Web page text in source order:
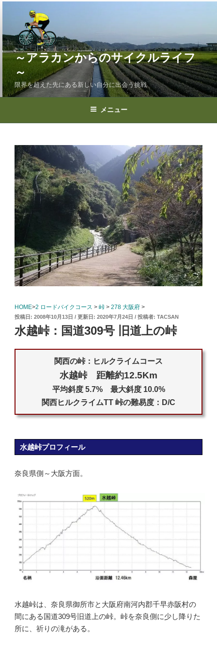
ン
ツ
キ
ッ
～アラカンからのサイクルライフ
～
限界を超えた先にある新しい自分に出会う挑戦
メニュー
HOME>2 ロードバイクコース > 峠 > 278 大阪府 >
投
日:
2008年10月13日 2020年7月24日 投稿者: TACSAN
水越峠：国道309号 旧道上の峠
関西の峠：ヒルクライムコース
水越峠 距離約12.5Km
平均斜度 5.7% 最大斜度 10.0%
関西ヒルクライムTT 峠の難易度：D/C
水越峠プロフィール
奈良県側～大阪方面。
水越峠は、奈良県御所市と大阪府南河内郡千早赤阪村の
間にある国道309号旧道上の峠。峠を奈良側に少し降りた
所に、祈りの滝がある。